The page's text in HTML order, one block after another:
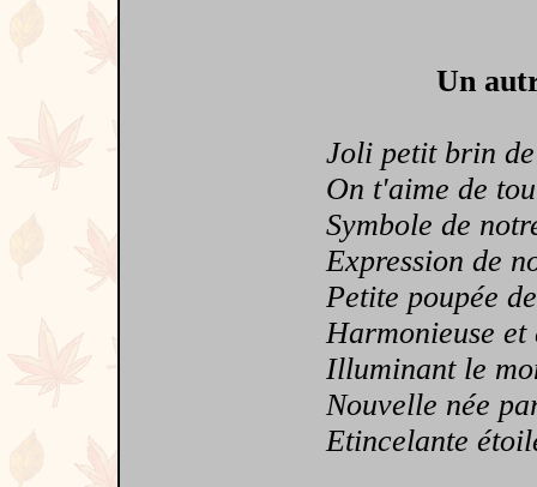
Un
Joli petit brin
On t'aime de
Symbole de
Expression de
Petite poupée
Harmonieuse et
Illuminant le
Nouvelle née
Etincelante